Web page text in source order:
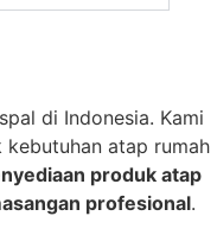
di Indonesia. Kami
atap rumah
produk atap
profesional.